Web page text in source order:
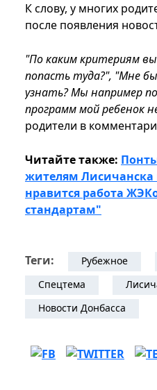
К слову, у многих
после появления
"По каким критериям
попасть туда?", "Мне
узнать? Мы например
программ мой ребенок
родители в
Читайте также:
жителям Лисичанска
нравится работа
стандартам"
Теги: Рубежное
Спецтема
Новости Донбасса